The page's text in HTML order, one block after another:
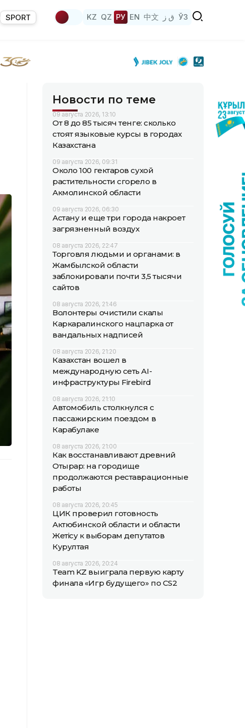
SPORT KZ QZ РУ EN 中文 ق ز ЎЗ
Новости по теме
09 августа 2026, 13:10
От 8 до 85 тысяч тенге: сколько
стоят языковые курсы в городах
Казахстана
09 августа 2026, 09:31
Около 100 гектаров сухой
растительности сгорело в
Акмолинской области
09 августа 2026, 06:30
Астану и еще три города накроет
загрязненный воздух
08 августа 2026, 22:47
Торговля людьми и органами: в
Жамбылской области
заблокировали почти 3,5 тысячи
сайтов
08 августа 2026, 21:46
Волонтеры очистили скалы
Каркаралинского нацпарка от
вандальных надписей
08 августа 2026, 21:20
Казахстан вошел в
международную сеть AI-
инфраструктуры Firebird
08 августа 2026, 21:10
Автомобиль столкнулся с
пассажирским поездом в
Карабулаке
08 августа 2026, 21:00
Как восстанавливают древний
Отырар: на городище
продолжаются реставрационные
работы
08 августа 2026, 20:45
ЦИК проверил готовность
Актюбинской области и области
Жетісу к выборам депутатов
Курултая
08 августа 2026, 20:24
Team KZ выиграла первую карту
финала «Игр будущего» по CS2